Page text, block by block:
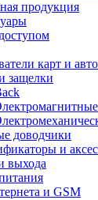
продукция
карт и
защелки
доводчики
и
выхода
и GSM